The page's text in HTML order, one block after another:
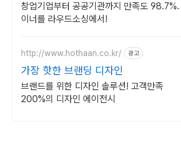
창업기업부터 공공기관까지 만족도
이너를 라우드소싱에서!
http://www.hothaan.co.kr/ 광고
가장 핫한 브랜딩 디자인
브랜드를 위한 디자인 솔루션! 고객만족
200%의 디자인 에이전시